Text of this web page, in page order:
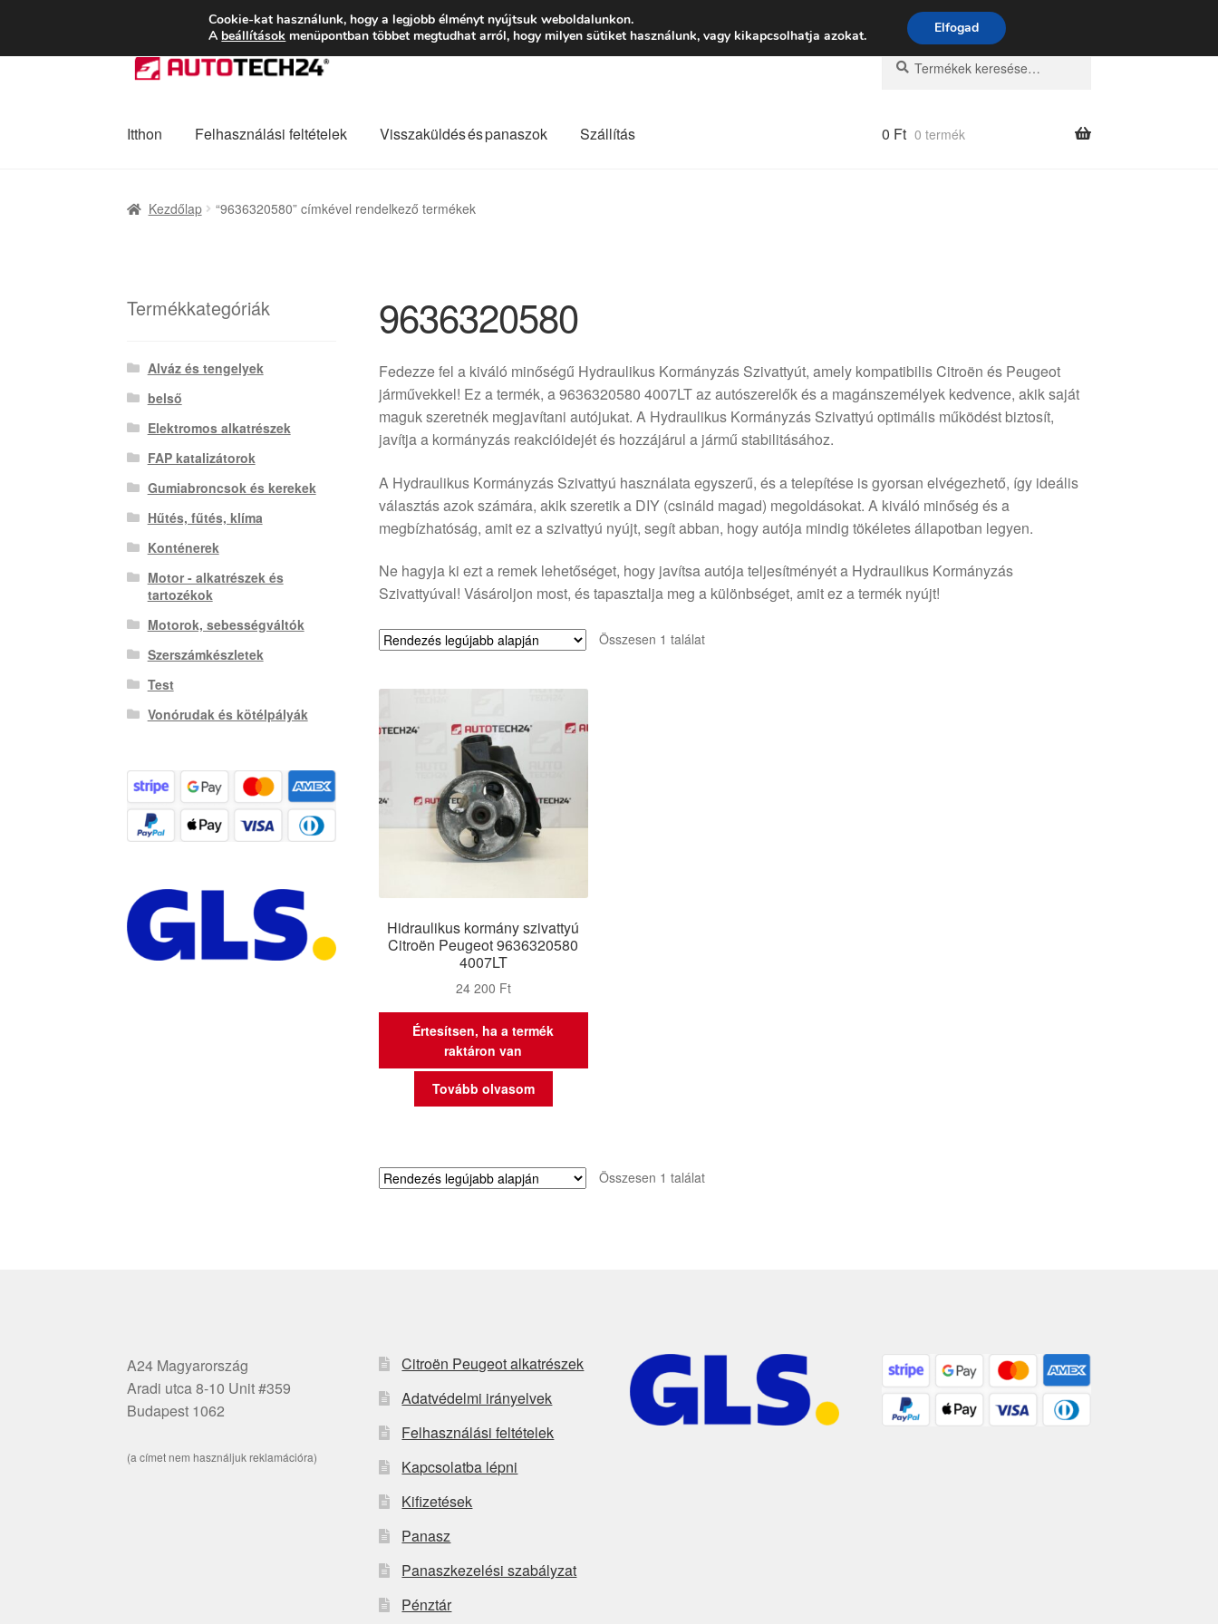
SZÁLLÍTÁS 2618 Ft-tól Hétfő-Péntek 9:00–16:0006 80 088 054
Ugrás
a
Kilépés
a
Keresés
Keresés
Itthon Felhasználási feltételek Visszaküldés és panaszok Szállítás 0 Ft 0 termék
Kezdőlap “9636320580” címkével rendelkező termékek
9636320580
Fedezze fel a kiváló minőségű Hydraulikus Kormányzás Szivattyút, amely kompatibilis Citroën és Peugeot
járművekkel! Ez a termék, a 9636320580 4007LT az autószerelők és a magánszemélyek kedvence, akik saját
maguk szeretnék megjavítani autójukat. A Hydraulikus Kormányzás Szivattyú optimális működést biztosít,
javítja a kormányzás reakcióidejét és hozzájárul a jármű stabilitásához.
A Hydraulikus Kormányzás Szivattyú használata egyszerű, és a telepítése is gyorsan elvégezhető, így ideális
választás azok számára, akik szeretik a DIY (csináld magad) megoldásokat. A kiváló minőség és a
megbízhatóság, amit ez a szivattyú nyújt, segít abban, hogy autója mindig tökéletes állapotban legyen.
Ne hagyja ki ezt a remek lehetőséget, hogy javítsa autója teljesítményét a Hydraulikus Kormányzás
Szivattyúval! Vásároljon most, és tapasztalja meg a különbséget, amit ez a termék nyújt!
Összesen 1 találat
Hidraulikus kormány szivattyú
Citroën Peugeot 9636320580
4007LT
24 200 Ft
Értesítsen, ha a termék
raktáron van
Tovább olvasom
Összesen 1 találat
Termékkategóriák
Alváz és tengelyek
belső
Elektromos alkatrészek
FAP katalizátorok
Gumiabroncsok és kerekek
Hűtés, fűtés, klíma
Konténerek
Motor - alkatrészek és
tartozékok
Motorok, sebességváltók
Szerszámkészletek
Test
Vonórudak és kötélpályák
A24 Magyarország
Aradi utca 8-10 Unit #359
Budapest 1062
(a címet nem használjuk reklamációra)
Citroën Peugeot alkatrészek
Adatvédelmi irányelvek
Felhasználási feltételek
Kapcsolatba lépni
Kifizetések
Panasz
Panaszkezelési szabályzat
Pénztár
Cookie-kat használunk, hogy a legjobb élményt nyújtsuk weboldalunkon.
A beállítások menüpontban többet megtudhat arról, hogy milyen sütiket használunk, vagy kikapcsolhatja azokat. Elfogad